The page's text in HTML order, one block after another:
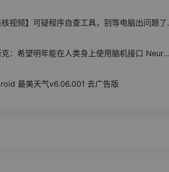
核视频】可疑程序自查工具，别等电脑出问题了再后悔
希望明年能在人类身上使用脑机接口 Neuralink；Cybertruck 将在 2023 年量产
最美天气v6.06.001 去广告版